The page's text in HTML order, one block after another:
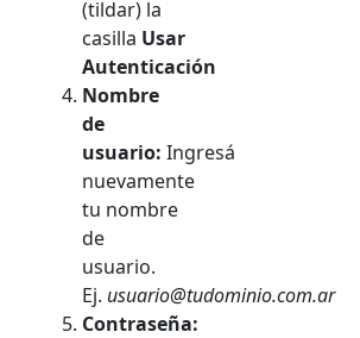
(tildar) la
casilla Usar
Autenticación
Nombre
de
usuario: Ingresá
nuevamente
tu nombre
de
usuario.
Ej. usuario@tudominio.com.ar
Contraseña: